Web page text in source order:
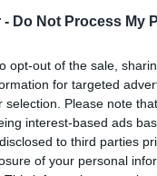
- Do Not Process My
opt-out of the sale,
for targeted
selection. Please note
interest-based ads
to third parties
of your personal
ότι
στους «
σε